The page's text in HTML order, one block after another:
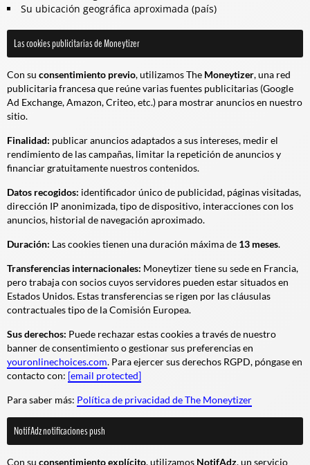
Su ubicación geográfica aproximada (país)
Las cookies publicitarias de Moneytizer
Con su consentimiento previo, utilizamos The Moneytizer, una red
publicitaria francesa que reúne varias fuentes publicitarias (Google
Ad Exchange, Amazon, Criteo, etc.) para mostrar anuncios en nuestro
sitio.
Finalidad: publicar anuncios adaptados a sus intereses, medir el
rendimiento de las campañas, limitar la repetición de anuncios y
financiar gratuitamente nuestros contenidos.
Datos recogidos: identificador único de publicidad, páginas visitadas,
dirección IP anonimizada, tipo de dispositivo, interacciones con los
anuncios, historial de navegación aproximado.
Duración: Las cookies tienen una duración máxima de 13 meses.
Transferencias internacionales: Moneytizer tiene su sede en Francia,
pero trabaja con socios cuyos servidores pueden estar situados en
Estados Unidos. Estas transferencias se rigen por las cláusulas
contractuales tipo de la Comisión Europea.
Sus derechos: Puede rechazar estas cookies a través de nuestro
banner de consentimiento o gestionar sus preferencias en
youronlinechoices.com. Para ejercer sus derechos RGPD, póngase en
contacto con: [email protected]
Para saber más: Política de privacidad de The Moneytizer
NotifAdz notificaciones push
Con su consentimiento explícito, utilizamos NotifAdz, un servicio